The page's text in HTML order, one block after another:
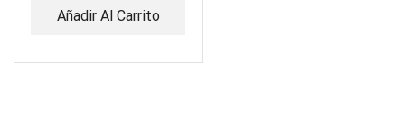
Añadir Al Carrito